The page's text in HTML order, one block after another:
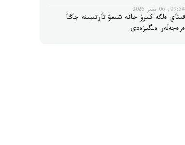
09:54, 06 تامىز 2026
قىتاي ەلگە كىرۋ جانە شىعۋ تارتىبىنە جاڭا
ەرەجەلەر ەنگىزەدى